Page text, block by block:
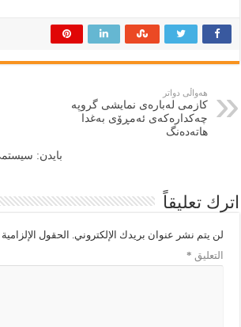
هەواڵی دواتر
کازمی لەبارەی نمایشی گروپە
چەکدارەکەی ئەمڕۆی بەغدا
هاتەدەنگ
بایدن:
اترك تعليقاً
لن يتم نشر عنوان بريدك الإلكتروني. الحقول
التعليق *